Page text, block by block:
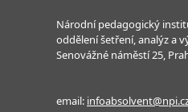
Národní pedagogický
oddělení šetření, analýz a
Senovážné náměstí 25,
email: